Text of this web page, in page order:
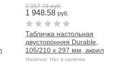
2 357.78 руб.
1 948.58руб.
Табличка настольная
двусторонняя Durable,
105/210 x 297 мм, акрил
Наличие: Нет в наличии